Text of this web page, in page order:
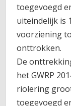
toegevoegd
uiteindelijk is
voorziening
onttrokken.
De
het GWRP
riolering
toegevoegd